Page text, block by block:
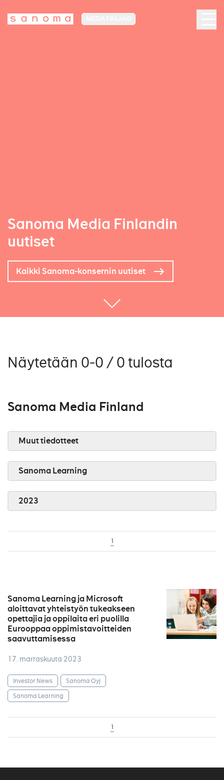
Sanoma Media Finlandin
uutiset
Kaikki Sanoma-konsernin uutiset
Näytetään 0-0 / 0 tulosta
Sanoma Media Finland
Muut tiedotteet
Sanoma Learning
2023
1
Sanoma Learning ja Microsoft
aloittavat yhteistyön tukeakseen
opettajia ja oppilaita eri puolilla
Eurooppaa oppimistavoitteiden
saavuttamisessa
17. marraskuuta 2023
Investor News
Sanoma Oyj
Sanoma Learning
1